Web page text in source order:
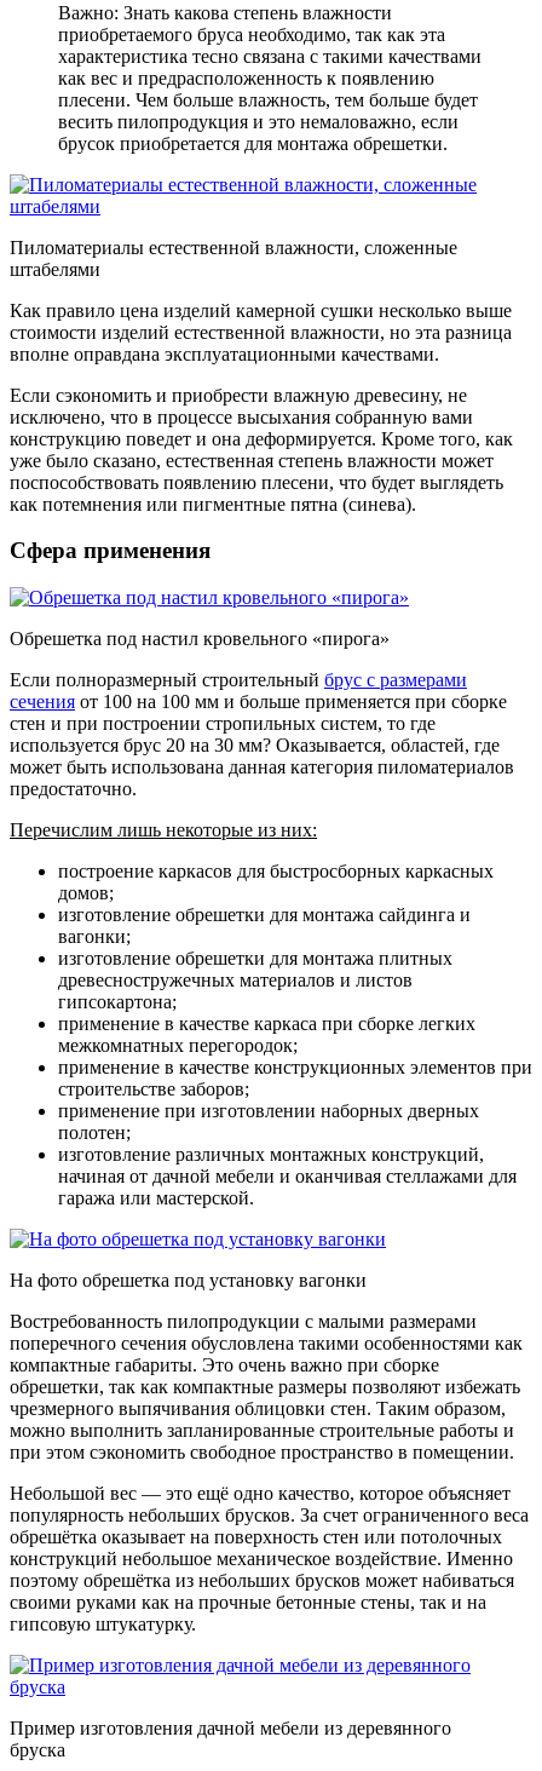
Важно: Знать какова степень влажности
приобретаемого бруса необходимо, так как эта
характеристика тесно связана с такими качествами
как вес и предрасположенность к появлению
плесени. Чем больше влажность, тем больше будет
весить пилопродукция и это немаловажно, если
брусок приобретается для монтажа обрешетки.
Пиломатериалы естественной влажности, сложенные
штабелями
Как правило цена изделий камерной сушки несколько выше
стоимости изделий естественной влажности, но эта разница
вполне оправдана эксплуатационными качествами.
Если сэкономить и приобрести влажную древесину, не
исключено, что в процессе высыхания собранную вами
конструкцию поведет и она деформируется. Кроме того, как
уже было сказано, естественная степень влажности может
поспособствовать появлению плесени, что будет выглядеть
как потемнения или пигментные пятна (синева).
Сфера применения
Обрешетка под настил кровельного «пирога»
Если полноразмерный строительный брус с размерами
сечения от 100 на 100 мм и больше применяется при сборке
стен и при построении стропильных систем, то где
используется брус 20 на 30 мм? Оказывается, областей, где
может быть использована данная категория пиломатериалов
предостаточно.
Перечислим лишь некоторые из них:
построение каркасов для быстросборных каркасных
домов;
изготовление обрешетки для монтажа сайдинга и
вагонки;
изготовление обрешетки для монтажа плитных
древесностружечных материалов и листов
гипсокартона;
применение в качестве каркаса при сборке легких
межкомнатных перегородок;
применение в качестве конструкционных элементов при
строительстве заборов;
применение при изготовлении наборных дверных
полотен;
изготовление различных монтажных конструкций,
начиная от дачной мебели и оканчивая стеллажами для
гаража или мастерской.
На фото обрешетка под установку вагонки
Востребованность пилопродукции с малыми размерами
поперечного сечения обусловлена такими особенностями как
компактные габариты. Это очень важно при сборке
обрешетки, так как компактные размеры позволяют избежать
чрезмерного выпячивания облицовки стен. Таким образом,
можно выполнить запланированные строительные работы и
при этом сэкономить свободное пространство в помещении.
Небольшой вес — это ещё одно качество, которое объясняет
популярность небольших брусков. За счет ограниченного веса
обрешётка оказывает на поверхность стен или потолочных
конструкций небольшое механическое воздействие. Именно
поэтому обрешётка из небольших брусков может набиваться
своими руками как на прочные бетонные стены, так и на
гипсовую штукатурку.
Пример изготовления дачной мебели из деревянного
бруска